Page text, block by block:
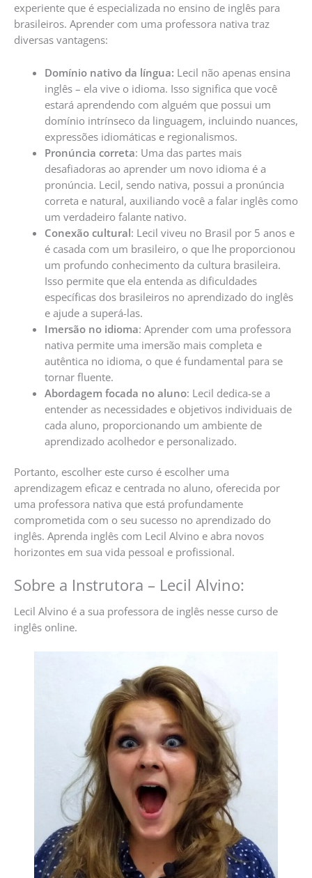
experiente que é especializada no ensino de inglês para
brasileiros. Aprender com uma professora nativa traz
diversas vantagens:
Domínio nativo da língua: Lecil não apenas ensina
inglês – ela vive o idioma. Isso significa que você
estará aprendendo com alguém que possui um
domínio intrínseco da linguagem, incluindo nuances,
expressões idiomáticas e regionalismos.
Pronúncia correta: Uma das partes mais
desafiadoras ao aprender um novo idioma é a
pronúncia. Lecil, sendo nativa, possui a pronúncia
correta e natural, auxiliando você a falar inglês como
um verdadeiro falante nativo.
Conexão cultural: Lecil viveu no Brasil por 5 anos e
é casada com um brasileiro, o que lhe proporcionou
um profundo conhecimento da cultura brasileira.
Isso permite que ela entenda as dificuldades
específicas dos brasileiros no aprendizado do inglês
e ajude a superá-las.
Imersão no idioma: Aprender com uma professora
nativa permite uma imersão mais completa e
autêntica no idioma, o que é fundamental para se
tornar fluente.
Abordagem focada no aluno: Lecil dedica-se a
entender as necessidades e objetivos individuais de
cada aluno, proporcionando um ambiente de
aprendizado acolhedor e personalizado.
Portanto, escolher este curso é escolher uma
aprendizagem eficaz e centrada no aluno, oferecida por
uma professora nativa que está profundamente
comprometida com o seu sucesso no aprendizado do
inglês. Aprenda inglês com Lecil Alvino e abra novos
horizontes em sua vida pessoal e profissional.
Sobre a Instrutora – Lecil Alvino:
Lecil Alvino é a sua professora de inglês nesse curso de
inglês online.